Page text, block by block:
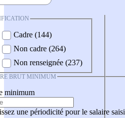
Cadre (144)
Non cadre (264)
Non renseignée (237)
BRUT MINIMUM
minimum
une périodicité pour le salaire saisi